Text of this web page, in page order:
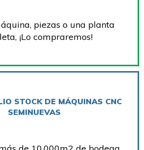
piezas o una planta
¡Lo compraremos!
STOCK DE MÁQUINAS CNC
SEMINUEVAS